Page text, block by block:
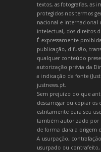
textos, as fotografias, as
protegidos nos termos
nacional e internacional
intelectual, dos direitos
É expressamente
publicação, difusão,
qualquer conteúdo
autorização prévia da
a indicação da fonte
justnews.pt.
Sem prejuízo do que
descarregar ou copiar os
estritamente para seu
também autorizado por
de forma clara a origem
A usurpação,
usurpado ou